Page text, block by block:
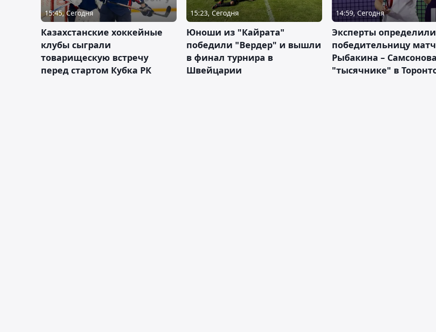
15:45, Сегодня
Казахстанские хоккейные
клубы сыграли
товарищескую встречу
перед стартом Кубка РК
15:23, Сегодня
Юноши из "Кайрата"
победили "Вердер" и вышли
в финал турнира в
Швейцарии
14:59, Сегодня
Эксперты определили
победительницу
Рыбакина –
"тысячнике" в